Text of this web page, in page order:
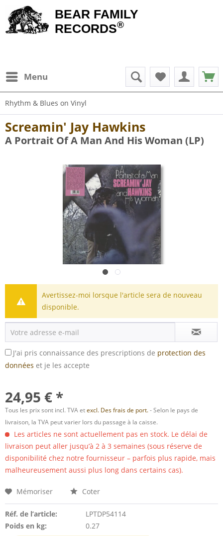
BEAR FAMILY
RECORDS®
Menu
Rhythm & Blues on Vinyl
Screamin' Jay Hawkins
A Portrait Of A Man And His Woman (LP)
Avertissez-moi lorsque l'article sera de nouveau
disponible.
J'ai pris connaissance des prescriptions de protection des
données et je les accepte
24,95 € *
Tous les prix sont incl. TVA etexcl. Des frais de port.- Selon le pays de
livraison, la TVA peut varier lors du passage à la caisse.
Les articles ne sont actuellement pas en stock. Le délai de
livraison peut aller jusqu’à 2 à 3 semaines (sous réserve de
disponibilité chez notre fournisseur – parfois plus rapide, mais
malheureusement aussi plus long dans certains cas).
Mémoriser Coter
Réf. de l’article:
LPTDP54114
Poids en kg:
0.27